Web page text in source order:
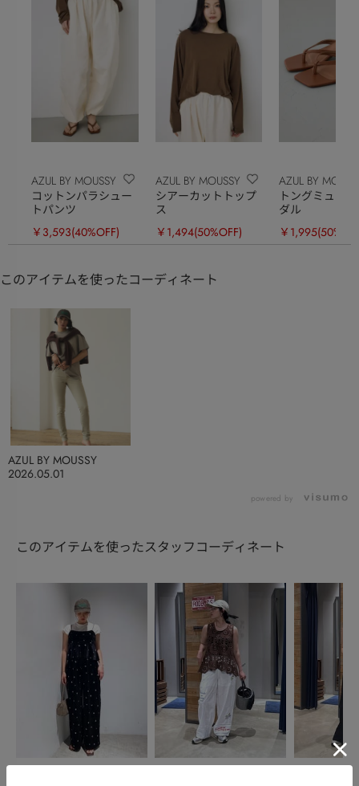
AZUL BY MOUSSY
コットンパラシュー
トパンツ
￥3,593(40%OFF)
AZUL BY MOUSSY
シアーカットトップ
ス
￥1,494(50%OFF)
AZUL BY
トングミュー
ダル
￥1,995
このアイテムを使ったコーディネート
2026.05.01
AZUL BY MOUSSY
powered by
このアイテムを使ったスタッフコーディネート
AZUL BY MOUSSY
RODEO CROWNS WIDE
RODEO